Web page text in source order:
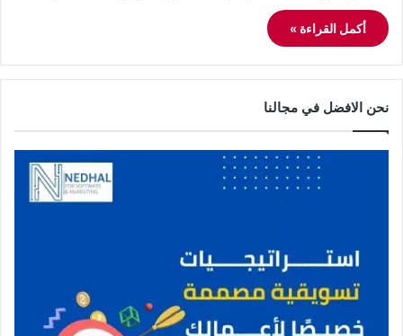
أكمل القراءة »
نحن الافضل في مجالنا